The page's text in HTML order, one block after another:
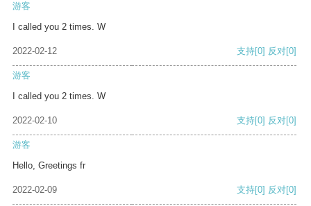
游客
I called you 2 times. W
2022-02-12 支持[0] 反对[0]
游客
I called you 2 times. W
2022-02-10 支持[0] 反对[0]
游客
Hello, Greetings fr
2022-02-09 支持[0] 反对[0]